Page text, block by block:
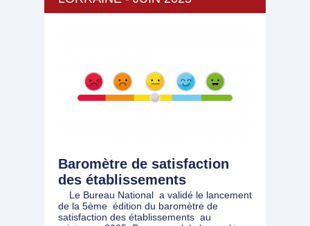
Baromètre de satisfaction
des établissements
Le Bureau National a validé le lancement
de la 5ème édition du baromètre de
satisfaction des établissements au